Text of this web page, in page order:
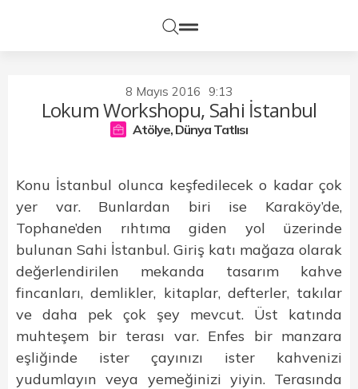
8 Mayıs 2016 9:13
Lokum Workshopu, Sahi İstanbul
Atölye, Dünya Tatlısı
Konu İstanbul olunca keşfedilecek o kadar çok
yer var. Bunlardan biri ise Karaköy’de,
Tophane’den rıhtıma giden yol üzerinde
bulunan Sahi İstanbul. Giriş katı mağaza olarak
değerlendirilen mekanda tasarım kahve
fincanları, demlikler, kitaplar, defterler, takılar
ve daha pek çok şey mevcut. Üst katında
muhteşem bir terası var. Enfes bir manzara
eşliğinde ister çayınızı ister kahvenizi
yudumlayın veya yemeğinizi yiyin. Terasında